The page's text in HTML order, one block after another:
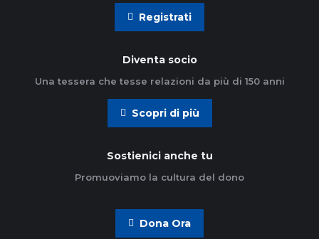
Registrati
Diventa socio
Una tessera che tesse relazioni da più di 150 anni
Scopri di più
Sostienici anche tu
Promuoviamo la cultura del dono
Dona Ora